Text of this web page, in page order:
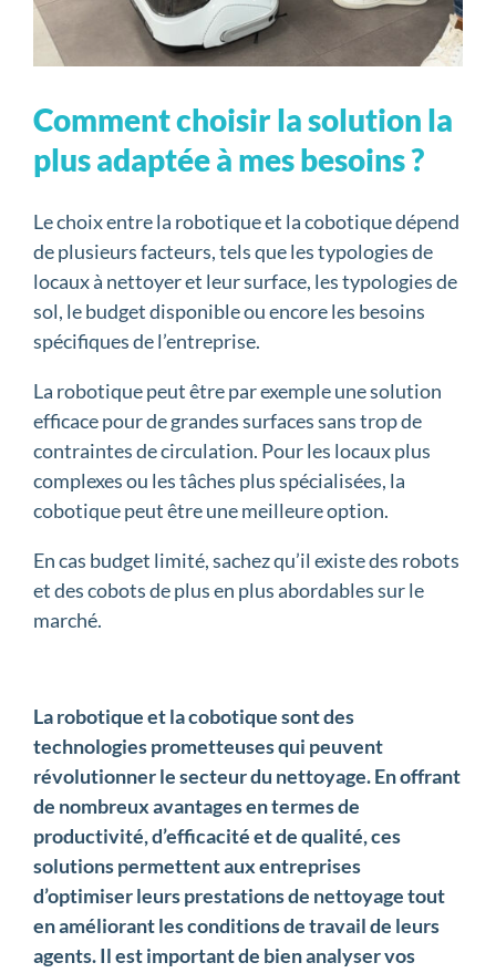
Comment choisir la solution la
plus adaptée à mes besoins ?
Le choix entre la robotique et la cobotique dépend
de plusieurs facteurs, tels que les typologies de
locaux à nettoyer et leur surface, les typologies de
sol, le budget disponible ou encore les besoins
spécifiques de l’entreprise.
La robotique peut être par exemple une solution
efficace pour de grandes surfaces sans trop de
contraintes de circulation. Pour les locaux plus
complexes ou les tâches plus spécialisées, la
cobotique peut être une meilleure option.
En cas budget limité, sachez qu’il existe des robots
et des cobots de plus en plus abordables sur le
marché.
La robotique et la cobotique sont des
technologies prometteuses qui peuvent
révolutionner le secteur du nettoyage. En offrant
de nombreux avantages en termes de
productivité, d’efficacité et de qualité, ces
solutions permettent aux entreprises
d’optimiser leurs prestations de nettoyage tout
en améliorant les conditions de travail de leurs
agents. Il est important de bien analyser vos